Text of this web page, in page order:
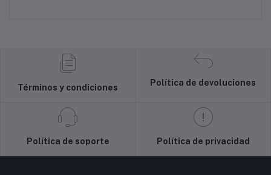
Términos y condiciones
Política de devoluciones
Política de soporte Política de privacidad